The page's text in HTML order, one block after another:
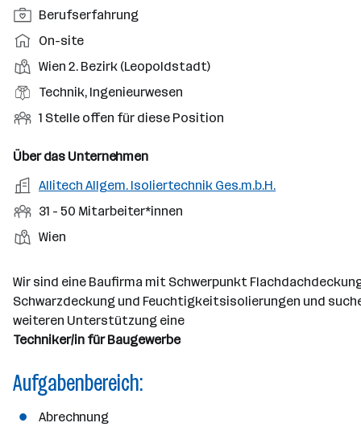
n
s
t
e
l
u
g
s
r
t
P
o
i
t
i
n
e
b
n
Berufserfahrung
A
r
b
e
i
s
m
o
d
e
On-site
D
i
n
t
o
t
Wien 2. Bezirk (Leopoldstadt)
B
e
u
s
f
l
e
r
Technik, Ingenieurwesen
O
f
n
e
S
l
l
e
n
1 Stelle offen für diese Position
Über das Unternehmen
A
r
e
t
g
e
b
r
Allitech Allgem. Isoliertechnik Ges.m.b.H.
M
i
t
r
b
e
e
31 - 50 Mitarbeiter*innen
S
a
n
d
o
t
e
Wien
Wir sind eine Baufirma mit Schwerpunkt
Schwarzdeckung und Feuchtigkeitsisolierungen und
weiteren Unterstützung eine
Techniker/in für Baugewerbe
Aufgabenbereich:
Abrechnung